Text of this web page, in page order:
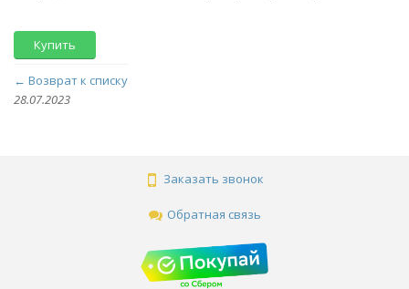
Купить
← Возврат к списку
28.07.2023
Заказать звонок
Обратная связь